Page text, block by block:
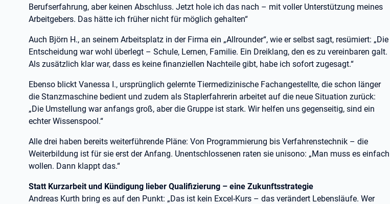
Berufserfahrung, aber keinen Abschluss. Jetzt hole ich das nach – mit voller Unterstützung meines
Arbeitgebers. Das hätte ich früher nicht für möglich gehalten“
Auch Björn H., an seinem Arbeitsplatz in der Firma ein „Allrounder“, wie er selbst sagt, resümiert: „Die
Entscheidung war wohl überlegt – Schule, Lernen, Familie. Ein Dreiklang, den es zu vereinbaren galt.
Als zusätzlich klar war, dass es keine finanziellen Nachteile gibt, habe ich sofort zugesagt.“
Ebenso blickt Vanessa I., ursprünglich gelernte Tiermedizinische Fachangestellte, die schon länger
die Stanzmaschine bedient und zudem als Staplerfahrerin arbeitet auf die neue Situation zurück:
„Die Umstellung war anfangs groß, aber die Gruppe ist stark. Wir helfen uns gegenseitig, sind ein
echter Wissenspool.“
Alle drei haben bereits weiterführende Pläne: Von Programmierung bis Verfahrenstechnik – die
Weiterbildung ist für sie erst der Anfang. Unentschlossenen raten sie unisono: „Man muss es einfach
wollen. Dann klappt das.“
Statt Kurzarbeit und Kündigung lieber Qualifizierung – eine Zukunftsstrategie
Andreas Kurth bring es auf den Punkt: „Das ist kein Excel-Kurs – das verändert Lebensläufe. Wer